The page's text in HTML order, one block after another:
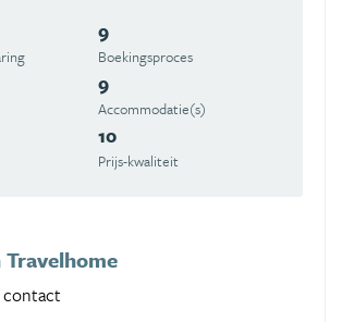
9
Boekingsproces
9
Accommodatie(s)
10
Prijs-kwaliteit